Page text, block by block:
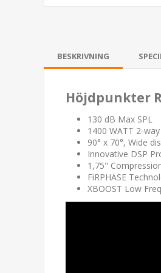
BESKRIVNING
Höjdpunkter
130 dB Max SPL
1400 WATT 2-
90° x 70°, Wide
Innovative DSP
1,75"
FiRPHASE
XBOOST Low